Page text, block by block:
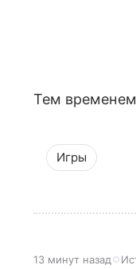
Тем
Игры
13 минут назад